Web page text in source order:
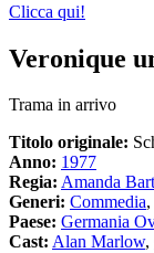
Clicca qui!
Veronique
Trama in arrivo
Titolo originale:
Anno: 1977
Regia: Amanda
Generi: Commedia,
Paese: Germania
Cast: Alan Marlow,